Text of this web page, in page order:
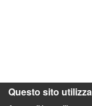
Questo sito